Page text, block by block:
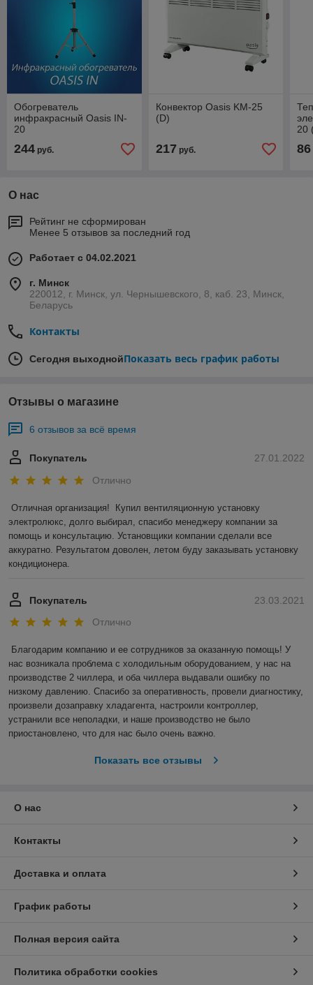
Обогреватель
инфракрасный Oasis IN-
20
244 руб.
Конвектор Oasis KM-25
(D)
217 руб.
20
86
О нас
Рейтинг не сформирован
Менее 5 отзывов за последний год
Работает с 04.02.2021
г. Минск
220012, г. Минск, ул. Чернышевского, 8, каб. 23, Минск,
Беларусь
Контакты
Сегодня выходнойПоказать весь график работы
Отзывы о магазине
6 отзывов за всё время
27.01.2022
Покупатель
Отлично
Отличная организация!  Купил вентиляционную установку
электролюкс, долго выбирал, спасибо менеджеру компании за
помощь и консультацию. Установщики компании сделали все
аккуратно. Результатом доволен, летом буду заказывать установку
кондиционера.
23.03.2021
Покупатель
Отлично
Благодарим компанию и ее сотрудников за оказанную помощь! У
нас возникала проблема с холодильным оборудованием, у нас на
производстве 2 чиллера, и оба чиллера выдавали ошибку по
низкому давлению. Спасибо за оперативность, провели диагностику,
произвели дозаправку хладагента, настроили контроллер,
устранили все неполадки, и наше производство не было
приостановлено, что для нас было очень важно.
Показать все отзывы
О нас
Контакты
Доставка и оплата
График работы
Полная версия сайта
Политика обработки cookies